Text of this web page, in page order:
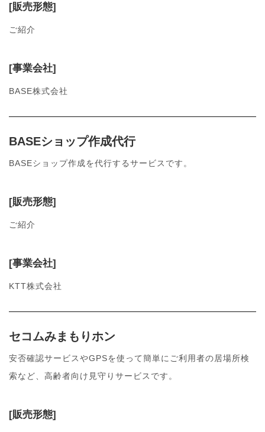
[販売形態]
ご紹介
[事業会社]
BASE株式会社
BASEショップ作成代行
BASEショップ作成を代行するサービスです。
[販売形態]
ご紹介
[事業会社]
KTT株式会社
セコムみまもりホン
安否確認サービスやGPSを使って簡単にご利用者の居場所検
索など、高齢者向け見守りサービスです。
[販売形態]